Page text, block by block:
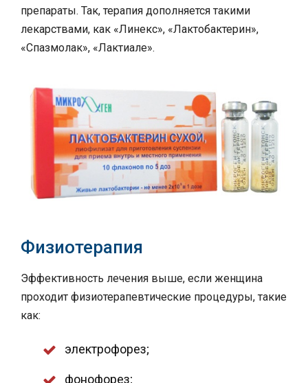
препараты. Так, терапия дополняется такими
лекарствами, как «Линекс», «Лактобактерин»,
«Спазмолак», «Лактиале».
Физиотерапия
Эффективность лечения выше, если женщина
проходит физиотерапевтические процедуры, такие
как:
электрофорез;
фонофорез;